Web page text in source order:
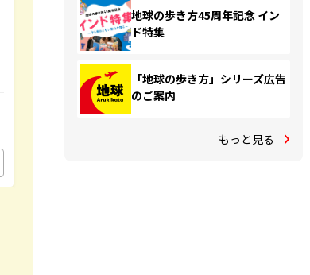
地球の歩き方45周年記念 イン
ド特集
「地球の歩き方」シリーズ広告
のご案内
もっと見る